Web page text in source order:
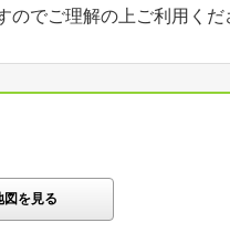
でご理解の上ご利用くだ
図を見る